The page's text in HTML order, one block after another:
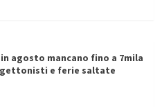
agosto mancano fino a 7mila
gettonisti e ferie saltate